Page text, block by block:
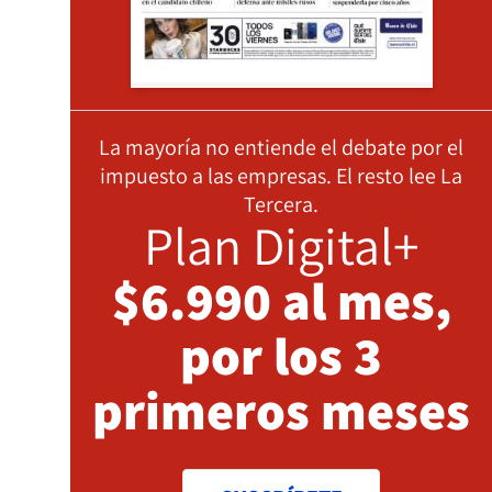
La mayoría no entiende el debate por el
impuesto a las empresas. El resto lee La
Tercera.
Plan Digital+
$6.990 al mes,
por los 3
primeros meses